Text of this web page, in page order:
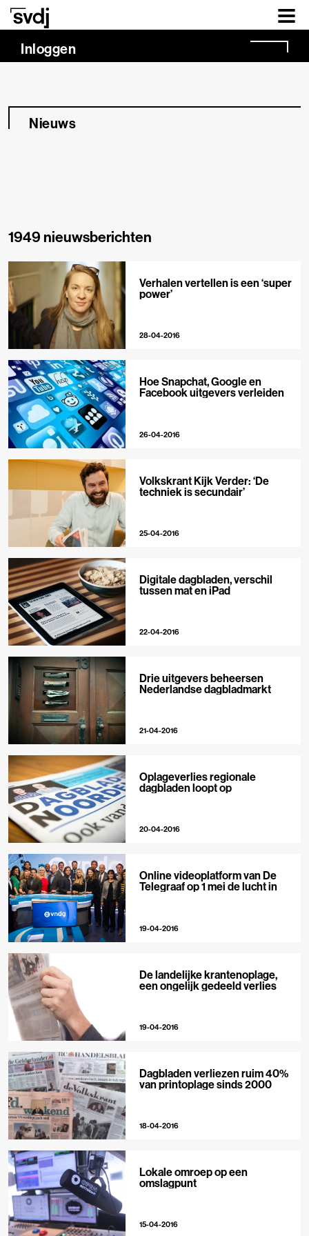
Naar hoofdinhoud
Inloggen
Nieuws
1949 nieuwsberichten
Verhalen vertellen is een ‘super
power’
28-04-2016
Hoe Snapchat, Google en
Facebook uitgevers verleiden
26-04-2016
Volkskrant Kijk Verder: ‘De
techniek is secundair’
25-04-2016
Digitale dagbladen, verschil
tussen mat en iPad
22-04-2016
Drie uitgevers beheersen
Nederlandse dagbladmarkt
21-04-2016
Oplageverlies regionale
dagbladen loopt op
20-04-2016
Online videoplatform van De
Telegraaf op 1 mei de lucht in
19-04-2016
De landelijke krantenoplage,
een ongelijk gedeeld verlies
19-04-2016
Dagbladen verliezen ruim 40%
van printoplage sinds 2000
18-04-2016
Lokale omroep op een
omslagpunt
15-04-2016